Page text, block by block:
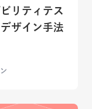
リティテス
ザイン手法